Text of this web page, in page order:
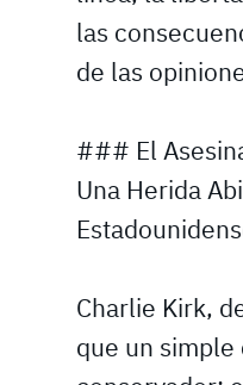
las
de las
### El
Una Herida
Charlie Kirk,
que un